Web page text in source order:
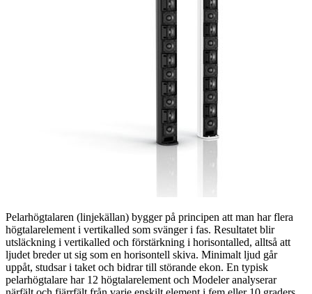
Pelarhögtalaren (linjekällan) bygger på principen att man har flera
högtalarelement i vertikalled som svänger i fas. Resultatet blir
utsläckning i vertikalled och förstärkning i horisontalled, alltså att
ljudet breder ut sig som en horisontell skiva. Minimalt ljud går
uppåt, studsar i taket och bidrar till störande ekon. En typisk
pelarhögtalare har 12 högtalarelement och Modeler analyserar